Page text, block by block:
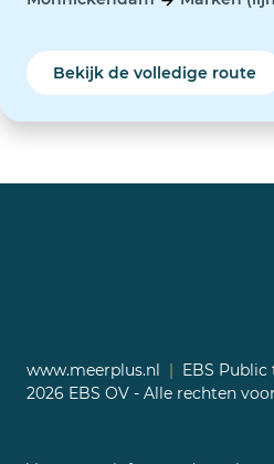
Bekijk de volledige route
www.meerplus.nl | EBS
2026 EBS OV - Alle rechten